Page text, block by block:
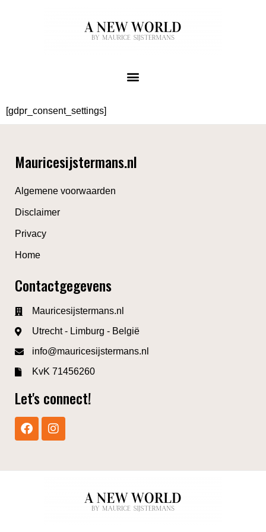
[gdpr_consent_settings]
Mauricesijstermans.nl
Algemene voorwaarden
Disclaimer
Privacy
Home
Contactgegevens
Mauricesijstermans.nl
Utrecht - Limburg - België
info@mauricesijstermans.nl
KvK 71456260
Let's connect!